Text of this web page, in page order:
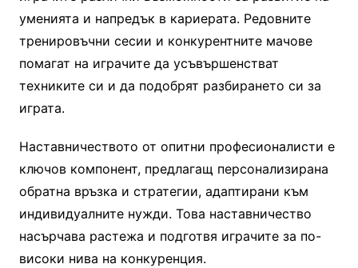
уменията и напредък в кариерата. Редовните
тренировъчни сесии и конкурентните мачове
помагат на играчите да усъвършенстват
техниките си и да подобрят разбирането си за
играта.
Наставничеството от опитни професионалисти е
ключов компонент, предлагащ персонализирана
обратна връзка и стратегии, адаптирани към
индивидуалните нужди. Това наставничество
насърчава растежа и подготвя играчите за по-
високи нива на конкуренция.